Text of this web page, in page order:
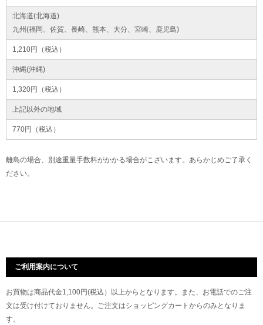
北海道(北海道)
九州(福岡、佐賀、長崎、熊本、大分、宮崎、鹿児島)
1,210円（税込）
沖縄(沖縄)
1,320円（税込）
上記以外の地域
770円（税込）
離島の場合、別途重量手数料がかかる場合がこざいます。あらかじめご了承く
ださい。
ご利用案内について
お買物は商品代金1,100円(税込）以上からとなります。また、お電話でのご注
文は受け付けておりません。ご注文はショッピングカートからのみとなりま
す。